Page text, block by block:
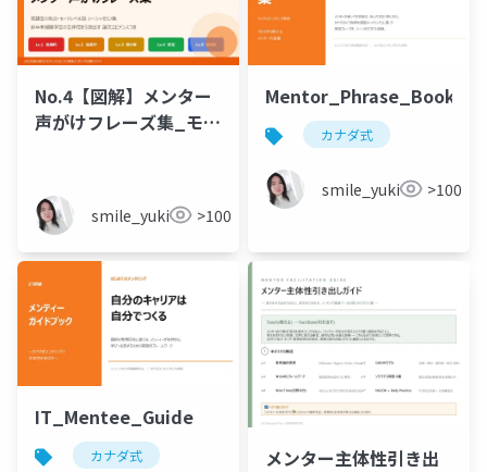
No.4【図解】メンター
声がけフレーズ集_モー
smile_yukiko_it>100
Mentor_Phrase_Book
カナダ式
smile_yukiko_it>100
IT_Mentee_Guide
カナダ式
メンター主体性引き出